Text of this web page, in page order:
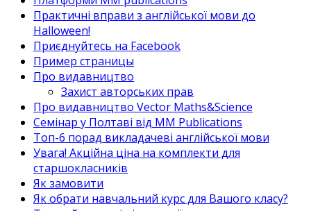
Практичні вправи з англійської мови до
Halloween!
Приєднуйтесь на Facebook
Пример страницы
Про видавництво
Захист авторських прав
Про видавництво Vector Maths&Science
Семінар у Полтаві від MM Publications
Топ-6 порад викладачеві англійської мови
Увага! Акційна ціна на комплекти для
старшокласників
Як замовити
Як обрати навчальний курс для Вашого класу?